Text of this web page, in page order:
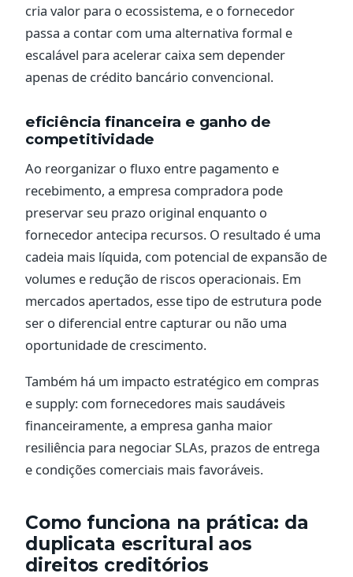
cria valor para o ecossistema, e o fornecedor
passa a contar com uma alternativa formal e
escalável para acelerar caixa sem depender
apenas de crédito bancário convencional.
eficiência financeira e ganho de
competitividade
Ao reorganizar o fluxo entre pagamento e
recebimento, a empresa compradora pode
preservar seu prazo original enquanto o
fornecedor antecipa recursos. O resultado é uma
cadeia mais líquida, com potencial de expansão de
volumes e redução de riscos operacionais. Em
mercados apertados, esse tipo de estrutura pode
ser o diferencial entre capturar ou não uma
oportunidade de crescimento.
Também há um impacto estratégico em compras
e supply: com fornecedores mais saudáveis
financeiramente, a empresa ganha maior
resiliência para negociar SLAs, prazos de entrega
e condições comerciais mais favoráveis.
Como funciona na prática: da
duplicata escritural aos
direitos creditórios